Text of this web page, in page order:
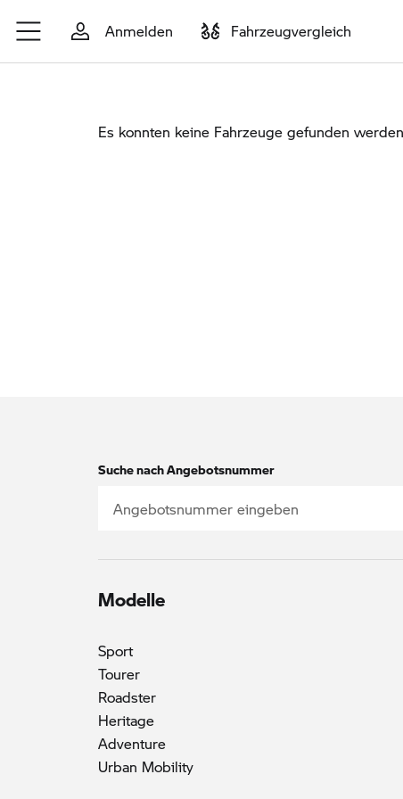
Zum Hauptinhalt springen
Anmelden Fahrzeugvergleich
Es konnten keine Fahrzeuge gefunden
Suche nach Angebotsnummer
Modelle
Sport
Tourer
Roadster
Heritage
Adventure
Urban Mobility